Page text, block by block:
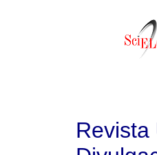
Revista